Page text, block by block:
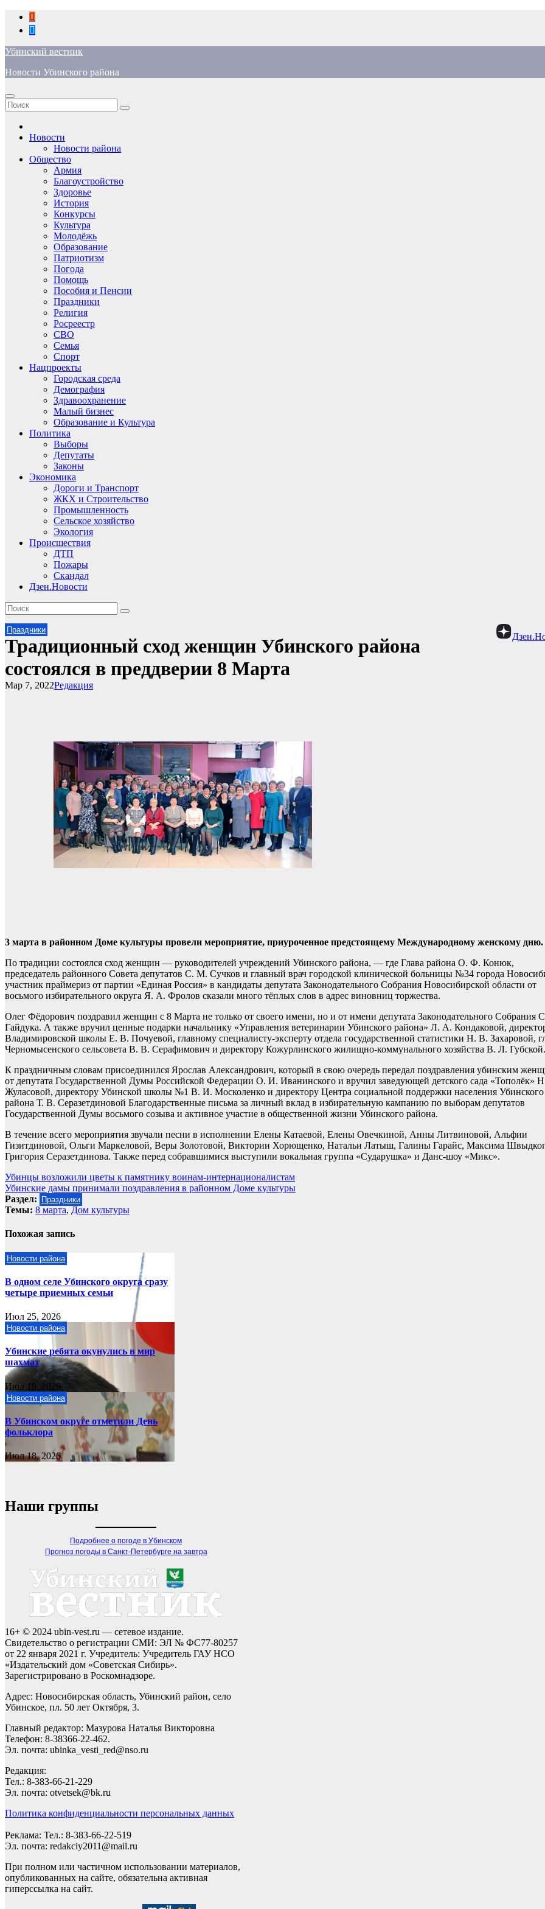
Перейти
содержимому
Убинский вестник
Новости Убинского района
Новости
Новости района
Общество
Армия
Благоустройство
Здоровье
История
Конкурсы
Культура
Молодёжь
Образование
Патриотизм
Погода
Помощь
Пособия и Пенсии
Праздники
Религия
Росреестр
СВО
Семья
Спорт
Нацпроекты
Городская среда
Демография
Здравоохранение
Малый бизнес
Образование и Культура
Политика
Выборы
Депутаты
Законы
Экономика
Дороги и Транспорт
ЖКХ и Строительство
Промышленность
Сельское хозяйство
Экология
Происшествия
ДТП
Пожары
Скандал
Дзен.Новости
Праздники
Традиционный сход женщин Убинского района
состоялся в преддверии 8 Марта
Редакция
Мар 7, 2022
3 марта в районном Доме культуры провели мероприятие, приуроченное предстоящему Международному женскому дню.
По традиции состоялся сход женщин — руководителей учреждений Убинского района, — где Глава района О. Ф. Конюк,
председатель районного Совета депутатов С. М. Сучков и главный врач городской клинической больницы №34 города
участник праймериз от партии «Единая Россия» в кандидаты депутата Законодательного Собрания Новосибирской области от
восьмого избирательного округа Я. А. Фролов сказали много тёплых слов в адрес виновниц торжества.
Олег Фёдорович поздравил женщин с 8 Марта не только от своего имени, но и от имени депутата Законодательного Собрания
Гайдука. А также вручил ценные подарки начальнику «Управления ветеринарии Убинского района» Л. А. Кондаковой,
Владимировской школы Е. В. Почуевой, главному специалисту-эксперту отдела государственной статистики Н. В. Захаровой,
Черномысенского сельсовета В. В. Серафимович и директору Кожурлинского жилищно-коммунального хозяйства В. Л. Губской.
К праздничным словам присоединился Ярослав Александрович, который в свою очередь передал поздравления убинским
от депутата Государственной Думы Российской Федерации О. И. Иванинского и вручил заведующей детского сада «Тополёк»
Жуласовой, директору Убинской школы №1 В. И. Москоленко и директору Центра социальной поддержки населения Убинского
района Т. В. Серазетдиновой Благодарственные письма за личный вклад в избирательную кампанию по выборам депутатов
Государственной Думы восьмого созыва и активное участие в общественной жизни Убинского района.
В течение всего мероприятия звучали песни в исполнении Елены Катаевой, Елены Овечкиной, Анны Литвиновой, Альфии
Гизитдиновой, Ольги Маркеловой, Веры Золотовой, Виктории Хорющенко, Натальи Латыш, Галины Гарайс, Максима
Григория Серазетдинова. Также перед собравшимися выступили вокальная группа «Сударушка» и Данс-шоу «Микс».
Навигация
по
записям
Убинцы возложили цветы к памятнику воинам-интернационалистам
Убинские дамы принимали поздравления в районном Доме культуры
Раздел:
Праздники
Темы: 8 марта, Дом культуры
Похожая запись
Новости района
В одном селе Убинского округа сразу
четыре приемных семьи
Июл 25, 2026
Новости района
Убинские ребята окунулись в мир
шахмат
Июл 19, 2026
Новости района
В Убинском округе отметили День
фольклора
Июл 18, 2026
Наши группы
Подробнее о погоде в Убинском
Прогноз погоды в Санкт-Петербурге на завтра
16+ © 2024 ubin-vest.ru — сетевое издание.
Свидетельство о регистрации СМИ: ЭЛ № ФС77-80257
от 22 января 2021 г. Учредитель: Учредитель ГАУ НСО
«Издательский дом «Советская Сибирь».
Зарегистрировано в Роскомнадзоре.
Адрес: Новосибирская область, Убинский район, село
Убинское, пл. 50 лет Октября, 3.
Главный редактор: Мазурова Наталья Викторовна
Телефон: 8-38366-22-462.
Эл. почта: ubinka_vesti_red@nso.ru
Редакция:
Тел.: 8-383-66-21-229
Эл. почта: otvetsek@bk.ru
Политика конфиденциальности персональных данных
Реклама: Тел.: 8-383-66-22-519
Эл. почта: redakciy2011@mail.ru
При полном или частичном использовании материалов,
опубликованных на сайте, обязательна активная
гиперссылка на сайт.